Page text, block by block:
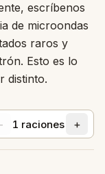
escríbenos
de microondas
raros y
Esto es lo
distinto.
1 raciones +